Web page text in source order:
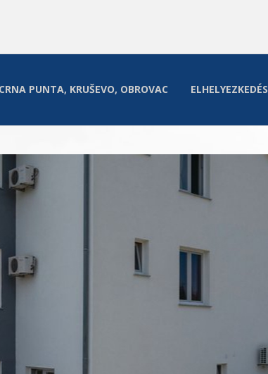
CRNA PUNTA, KRUŠEVO, OBROVAC ELHELYEZKEDÉS